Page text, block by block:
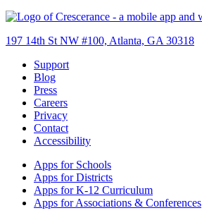
197 14th St NW #100, Atlanta, GA 30318
Support
Blog
Press
Careers
Privacy
Contact
Accessibility
Apps for Schools
Apps for Districts
Apps for K-12 Curriculum
Apps for Associations & Conferences